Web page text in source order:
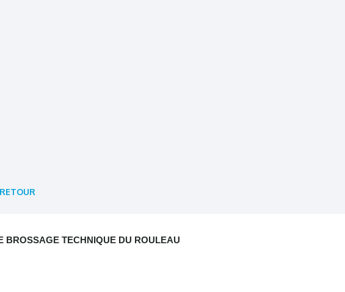
BROSSAGE TECHNIQUE DU ROULEAU